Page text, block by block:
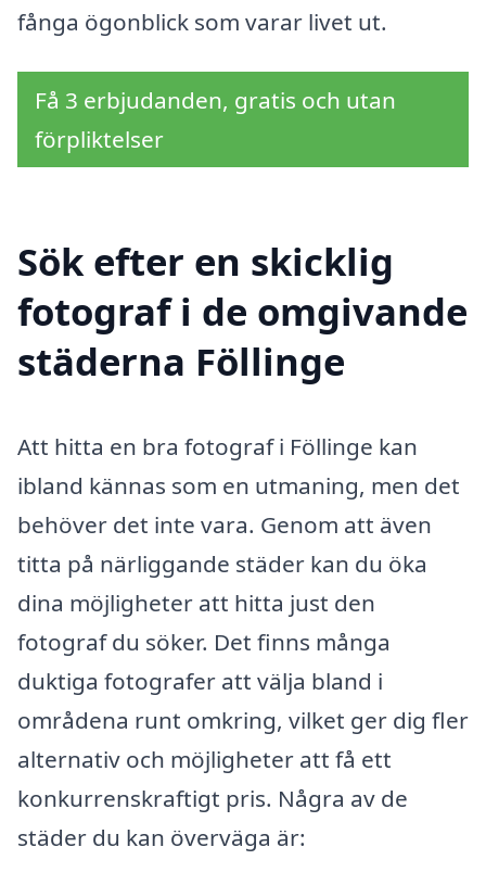
fånga ögonblick som varar livet ut.
Få 3 erbjudanden, gratis och utan
förpliktelser
Sök efter en skicklig
fotograf i de omgivande
städerna Föllinge
Att hitta en bra fotograf i Föllinge kan
ibland kännas som en utmaning, men det
behöver det inte vara. Genom att även
titta på närliggande städer kan du öka
dina möjligheter att hitta just den
fotograf du söker. Det finns många
duktiga fotografer att välja bland i
områdena runt omkring, vilket ger dig fler
alternativ och möjligheter att få ett
konkurrenskraftigt pris. Några av de
städer du kan överväga är: